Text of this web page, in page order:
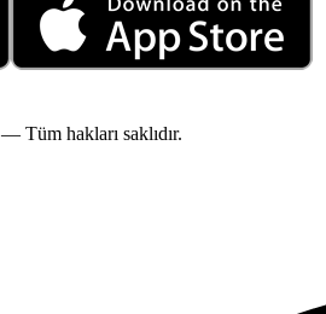
— Tüm hakları saklıdır.